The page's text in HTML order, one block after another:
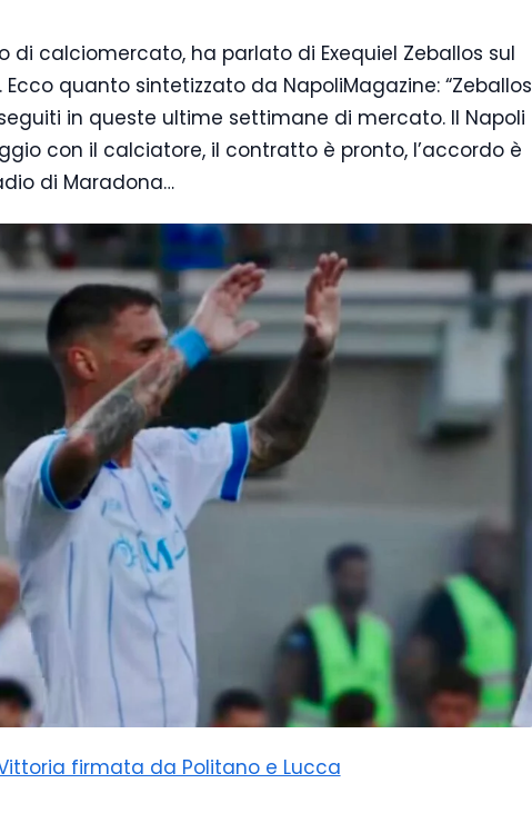
di calciomercato, ha parlato di Exequiel Zeballos sul
quanto sintetizzato da NapoliMagazine: “Zeballos
in queste ultime settimane di mercato. Il Napoli
con il calciatore, il contratto è pronto, l’accordo è
di Maradona…
Vittoria firmata da Politano e Lucca